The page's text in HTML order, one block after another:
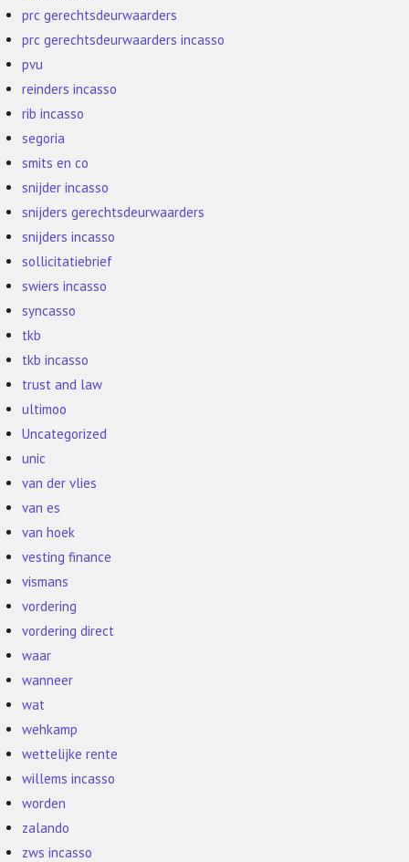
prc gerechtsdeurwaarders
prc gerechtsdeurwaarders incasso
pvu
reinders incasso
rib incasso
segoria
smits en co
snijder incasso
snijders gerechtsdeurwaarders
snijders incasso
sollicitatiebrief
swiers incasso
syncasso
tkb
tkb incasso
trust and law
ultimoo
Uncategorized
unic
van der vlies
van es
van hoek
vesting finance
vismans
vordering
vordering direct
waar
wanneer
wat
wehkamp
wettelijke rente
willems incasso
worden
zalando
zws incasso